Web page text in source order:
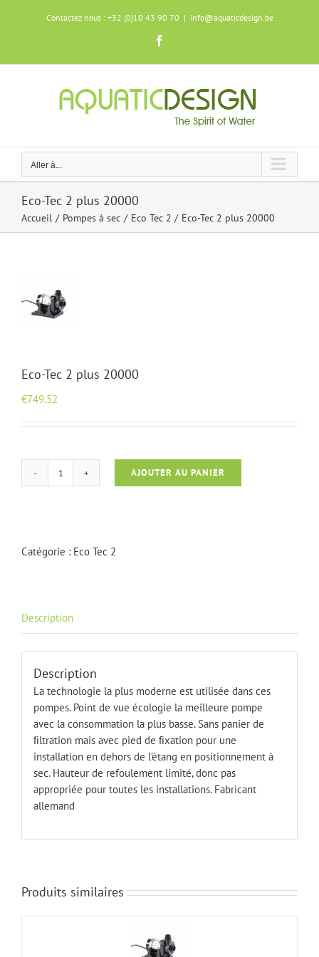
Contactez nous : +32 (0)10 43 90 70 | info@aquaticdesign.be
Aller à...
Eco-Tec 2 plus 20000
Accueil Pompes à sec Eco Tec 2 Eco-Tec 2 plus 20000
Eco-Tec 2 plus 20000
€749.52
quantité
AJOUTER AU PANIER
Catégorie : Eco Tec 2
Description
Description
La technologie la plus moderne est utilisée dans ces
pompes. Point de vue écologie la meilleure pompe
avec la consommation la plus basse. Sans panier de
ﬁltration mais avec pied de ﬁxation pour une
installation en dehors de l’étang en positionnement à
sec. Hauteur de refoulement limité, donc pas
appropriée pour toutes les installations. Fabricant
allemand
Produits similaires